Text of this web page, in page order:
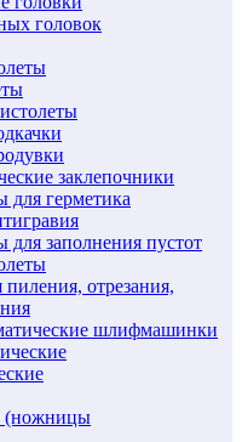
головок
заклепочники
для герметика
заполнения пустот
отрезания,
шлифмашинки
(ножницы